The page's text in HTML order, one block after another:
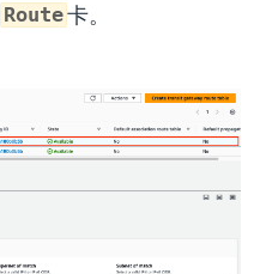
Route卡。